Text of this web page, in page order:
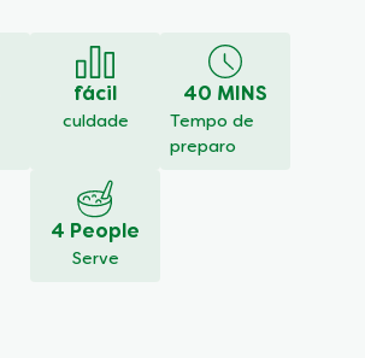
fácil
culdade
40 MINS
Tempo de
preparo
4 People
Serve